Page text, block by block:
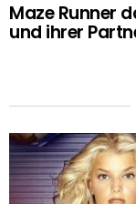
Maze Runner
und ihrer